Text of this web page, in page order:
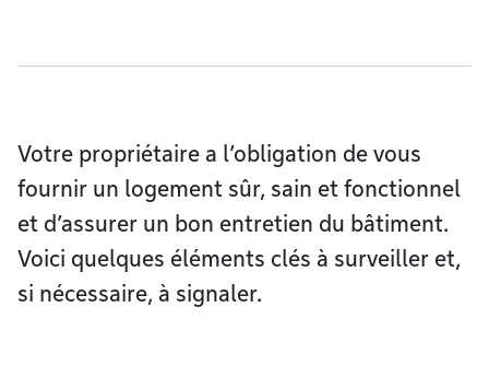
Votre propriétaire a l’obligation de vous
fournir un logement sûr, sain et fonctionnel
et d’assurer un bon entretien du bâtiment.
Voici quelques éléments clés à surveiller et,
si nécessaire, à signaler.